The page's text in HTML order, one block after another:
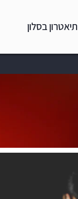
תיאטרון בסלון